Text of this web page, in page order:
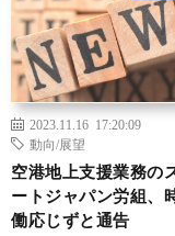
2023.11.16 17:20:09
動向/展望
空港地上支援業務の
ートジャパン労組、
働応じずと通告